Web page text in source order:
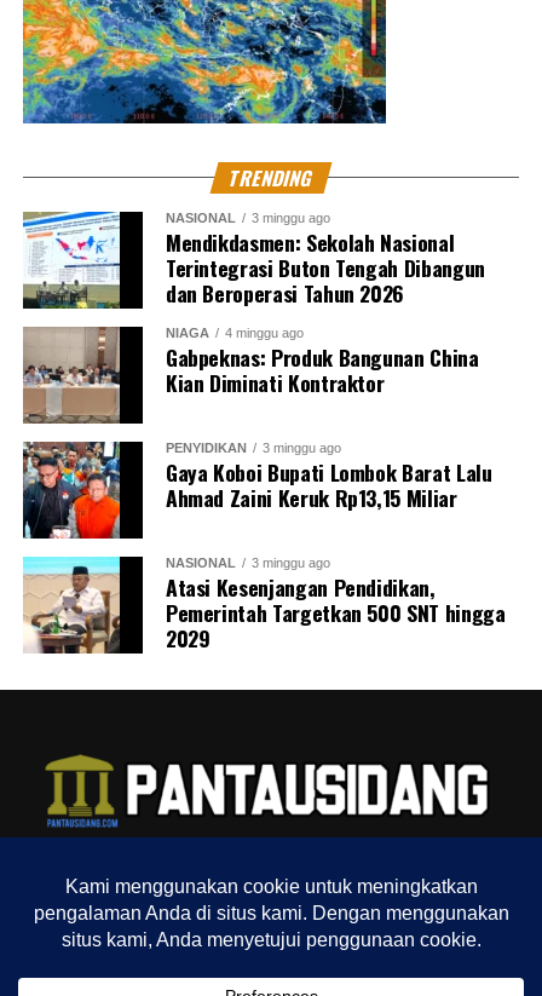
TRENDING
NASIONAL 3 minggu ago
Mendikdasmen: Sekolah Nasional
Terintegrasi Buton Tengah Dibangun
dan Beroperasi Tahun 2026
NIAGA 4 minggu ago
Gabpeknas: Produk Bangunan China
Kian Diminati Kontraktor
PENYIDIKAN 3 minggu ago
Gaya Koboi Bupati Lombok Barat Lalu
Ahmad Zaini Keruk Rp13,15 Miliar
NASIONAL 3 minggu ago
Atasi Kesenjangan Pendidikan,
Pemerintah Targetkan 500 SNT hingga
2029
YOUTUBE CHANNEL